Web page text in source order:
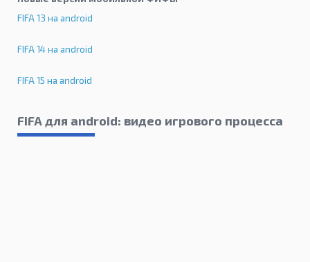
FIFA 13 на android
FIFA 14 на android
FIFA 15 на android
FIFA для android: видео игрового процесса